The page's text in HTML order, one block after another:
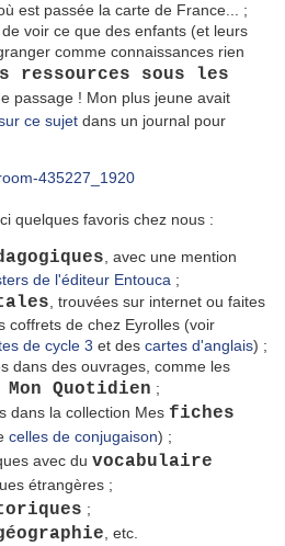
est passée la carte de France... ;
voir ce que des enfants (et leurs
comme connaissances rien
ressources sous les
passage ! Mon plus jeune avait
ce sujet dans un journal pour
quelques favoris chez nous :
, avec une mention
de l'éditeur Entouca ;
, trouvées sur internet ou faites
coffrets de chez Eyrolles (voir
de cycle 3 et des cartes d'anglais) ;
dans des ouvrages, comme les
Quotidien ;
dans la collection Mes fiches
celles de conjugaison) ;
avec du vocabulaire
étrangères ;
;
, etc.